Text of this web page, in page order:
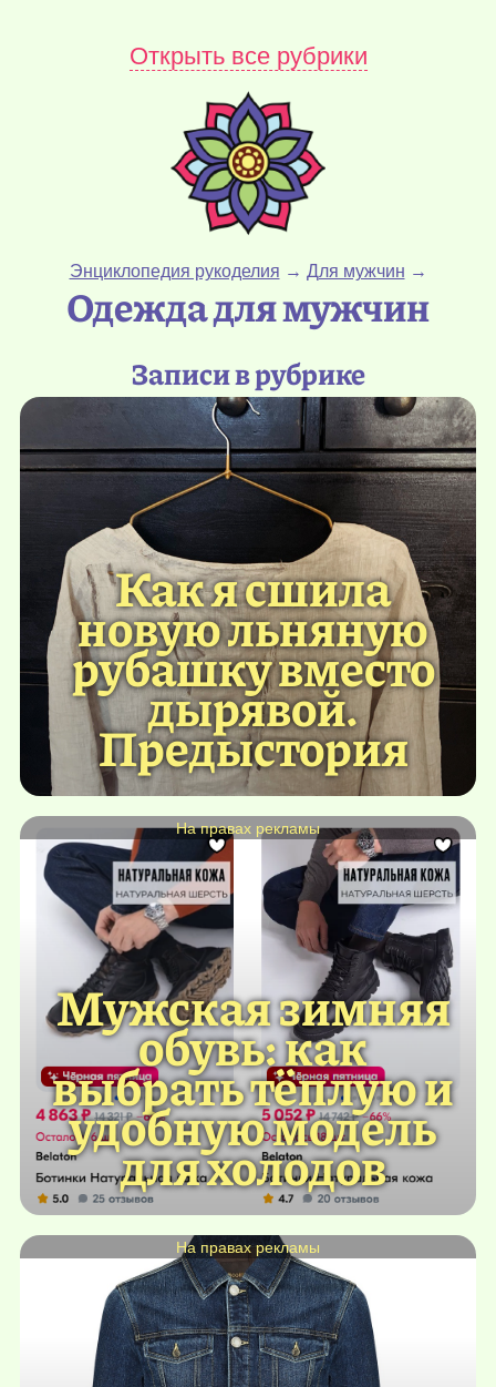
Открыть все рубрики
Энциклопедия рукоделия → Для мужчин →
Одежда для мужчин
Записи в рубрике
Как я сшила
новую льняную
рубашку вместо
дырявой.
Предыстория
Мужская зимняя
обувь: как
выбрать тёплую и
удобную модель
для холодов
На правах рекламы
На правах рекламы